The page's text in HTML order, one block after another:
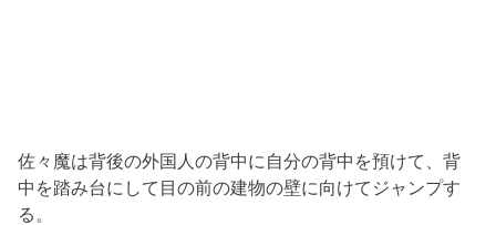
佐々魔は背後の外国人の背中に自分の背中を預けて、背
中を踏み台にして目の前の建物の壁に向けてジャンプす
る。